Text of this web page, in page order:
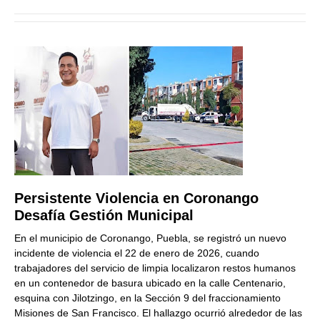
Persistente Violencia en Coronango
Desafía Gestión Municipal
En el municipio de Coronango, Puebla, se registró un nuevo
incidente de violencia el 22 de enero de 2026, cuando
trabajadores del servicio de limpia localizaron restos humanos
en un contenedor de basura ubicado en la calle Centenario,
esquina con Jilotzingo, en la Sección 9 del fraccionamiento
Misiones de San Francisco. El hallazgo ocurrió alrededor de las